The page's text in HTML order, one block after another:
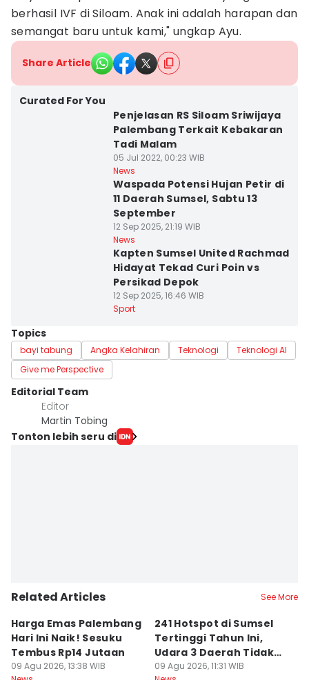
berhasil IVF di Siloam. Anak ini adalah harapan dan
semangat baru untuk kami," ungkap Ayu.
Share Article
Curated For You
Penjelasan RS Siloam Sriwijaya
Palembang Terkait Kebakaran
Tadi Malam
05 Jul 2022, 00:23 WIB
News
Waspada Potensi Hujan Petir di
11 Daerah Sumsel, Sabtu 13
September
12 Sep 2025, 21:19 WIB
News
Kapten Sumsel United Rachmad
Hidayat Tekad Curi Poin vs
Persikad Depok
12 Sep 2025, 16:46 WIB
Sport
Topics
bayi tabung Angka Kelahiran Teknologi
Teknologi AI
Give me Perspective
Editorial Team
Editor
Martin Tobing
Tonton lebih seru di
Related Articles See More
Harga Emas Palembang
Hari Ini Naik! Sesuku
Tembus Rp14 Jutaan
09 Agu 2026, 13:38 WIB
241 Hotspot di Sumsel
Tertinggi Tahun Ini,
Udara 3 Daerah Tidak
Sehat
09 Agu 2026, 11:31 WIB